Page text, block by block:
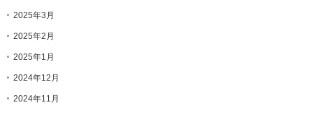
2025年3月
2025年2月
2025年1月
2024年12月
2024年11月